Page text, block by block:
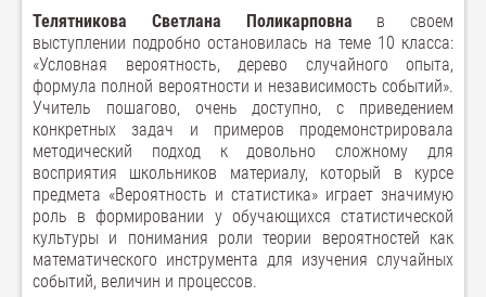
Телятникова Светлана Поликарповна в своем
выступлении подробно остановилась на теме 10 класса:
«Условная вероятность, дерево случайного опыта,
формула полной вероятности и независимость событий».
Учитель пошагово, очень доступно, с приведением
конкретных задач и примеров продемонстрировала
методический подход к довольно сложному для
восприятия школьников материалу, который в курсе
предмета «Вероятность и статистика» играет значимую
роль в формировании у обучающихся статистической
культуры и понимания роли теории вероятностей как
математического инструмента для изучения случайных
событий, величин и процессов.